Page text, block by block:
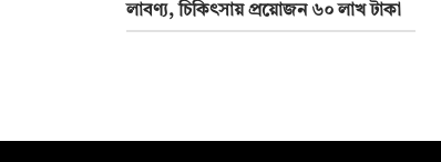
লাবণ্য, চিকিৎসায় প্রয়োজন ৬০ লাখ টাকা